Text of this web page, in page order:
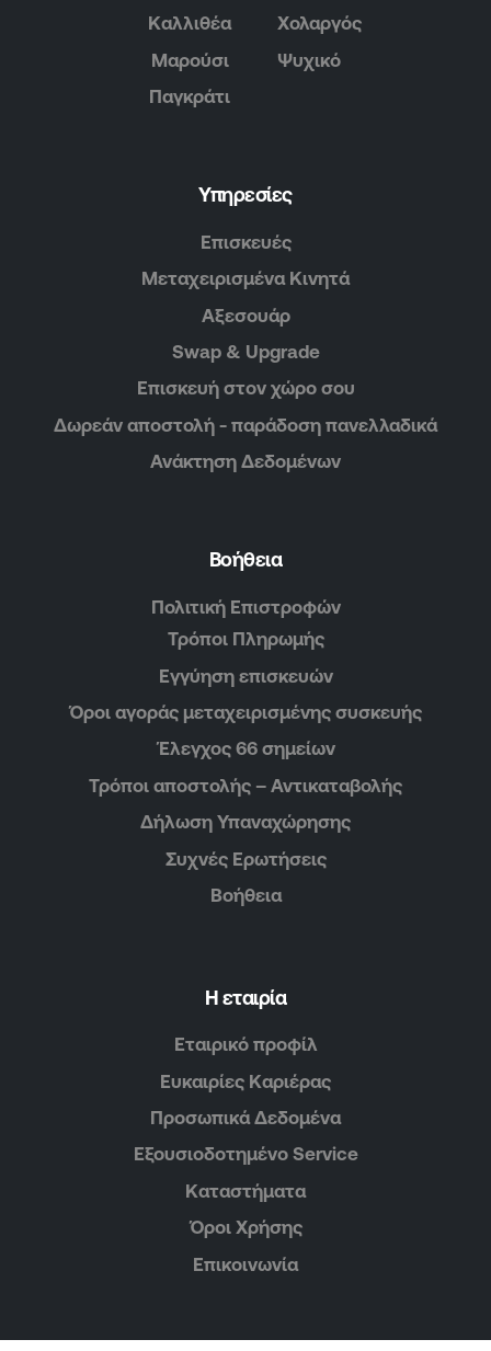
Καλλιθέα
Μαρούσι
Παγκράτι
Χολαργός
Ψυχικό
Υπηρεσίες
Επισκευές
Μεταχειρισμένα Κινητά
Αξεσουάρ
Swap & Upgrade
Επισκευή στον χώρο σου
Δωρεάν αποστολή - παράδοση πανελλαδικά
Ανάκτηση Δεδομένων
Βοήθεια
Πολιτική Επιστροφών
Τρόποι Πληρωμής
Εγγύηση επισκευών
Όροι αγοράς μεταχειρισμένης συσκευής
Έλεγχος 66 σημείων
Τρόποι αποστολής – Αντικαταβολής
Δήλωση Υπαναχώρησης
Συχνές Ερωτήσεις
Βοήθεια
Η εταιρία
Εταιρικό προφίλ
Ευκαιρίες Καριέρας
Προσωπικά Δεδομένα
Εξουσιοδοτημένο Service
Καταστήματα
Όροι Χρήσης
Επικοινωνία